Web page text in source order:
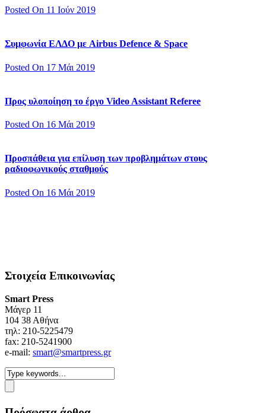
Posted On 11 Ιούν 2019
Συμφωνία ΕΛΔΟ με Airbus Defence & Space
Posted On 17 Μάι 2019
Προς υλοποίηση το έργο Video Assistant Referee
Posted On 16 Μάι 2019
Προσπάθεια για επίλυση των προβλημάτων στους
ραδιοφωνικούς σταθμούς
Posted On 16 Μάι 2019
Στοιχεία Επικοινωνίας
Smart Press
Mάγερ 11
104 38 Αθήνα
τηλ: 210-5225479
fax: 210-5241900
e-mail: smart@smartpress.gr